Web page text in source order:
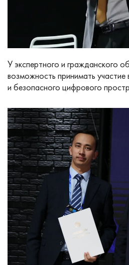
У экспертного и гражданского
возможность принимать участие
и безопасного цифрового